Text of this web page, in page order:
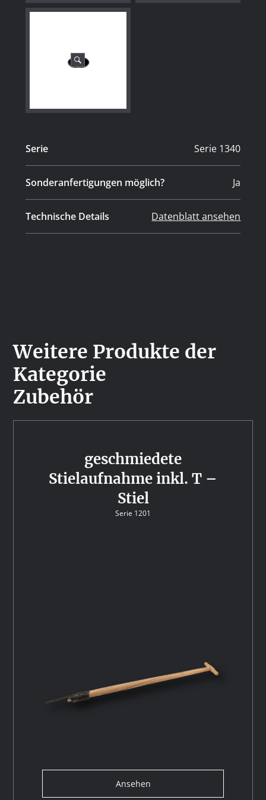
Serie Serie 1340
Sonderanfertigungen möglich? Ja
Technische Details Datenblatt ansehen
Weitere Produkte der
Kategorie
Zubehör
geschmiedete
Stielaufnahme inkl. T –
Stiel
Serie 1201
Ansehen